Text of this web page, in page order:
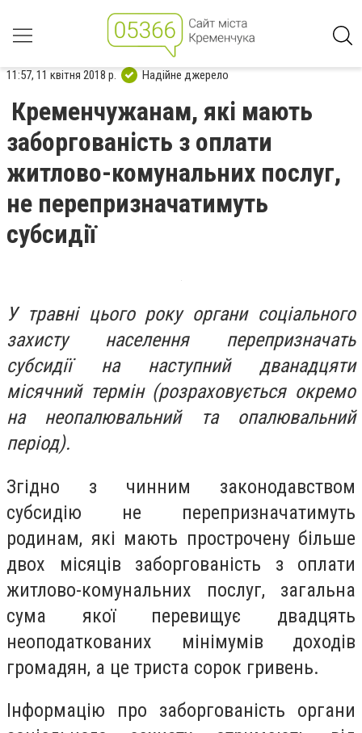
11:57, 11 квітня 2018 р. Надійне джерело
Кременчужанам, які мають
заборгованість з оплати
житлово-комунальних послуг,
не перепризначатимуть
субсидії
У травні цього року органи соціального
захисту населення перепризначать
субсидії на наступний дванадцяти
місячний термін (розраховується окремо
на неопалювальний та опалювальний
період).
Згідно з чинним законодавством
субсидію не перепризначатимуть
родинам, які мають прострочену більше
двох місяців заборгованість з оплати
житлово-комунальних послуг, загальна
сума якої перевищує двадцять
неоподаткованих мінімумів доходів
громадян, а це триста сорок гривень.
Інформацію про заборгованість органи